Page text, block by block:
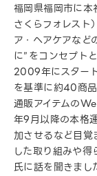
福岡県福岡市に本
さくらフォレスト
ア・ヘアケアなど
に”をコンセプト
2009年にスター
を基準に約40商
通販アイテムの
年9月以降の本格
加させるなど目
した取り組みや
氏に話を聞きまし